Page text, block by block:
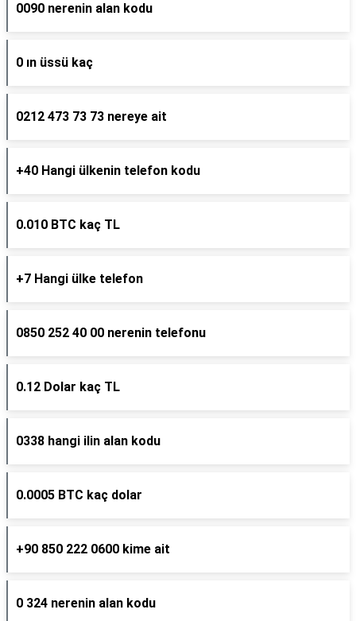
0090 nerenin alan kodu
0 ın üssü kaç
0212 473 73 73 nereye ait
+40 Hangi ülkenin telefon kodu
0.010 BTC kaç TL
+7 Hangi ülke telefon
0850 252 40 00 nerenin telefonu
0.12 Dolar kaç TL
0338 hangi ilin alan kodu
0.0005 BTC kaç dolar
+90 850 222 0600 kime ait
0 324 nerenin alan kodu